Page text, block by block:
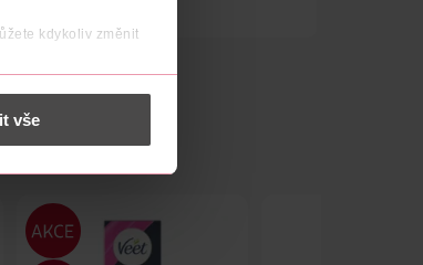
kdykoliv změnit
údaje.
vše